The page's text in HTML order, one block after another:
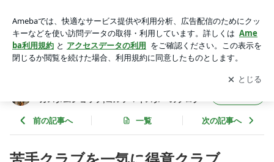
ファー支援！・長久手のカスタムショップ,ゴルフマイスター
のブログ
アプリをダウンロードして ブログの更新通知
を受け取りまし
ょう。
開く
カスタムショップ,ゴルフマイスターのブログ
前の記事へ 一覧 次の記事へ